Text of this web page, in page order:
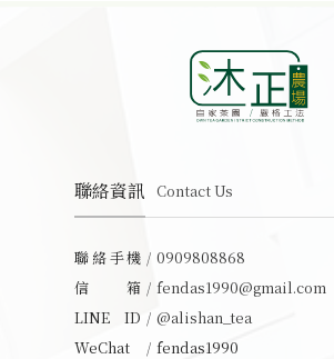
聯絡資訊 Contact Us
聯絡手機
0909808868
信箱
fendas1990@gmail.com
LINE ID
@alishan_tea
WeChat
fendas1990